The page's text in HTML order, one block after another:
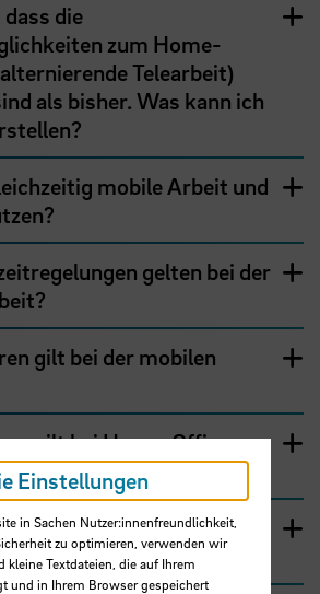
die
zum Home-
Telearbeit)
als bisher. Was kann ich
mobile Arbeit und
gelten bei der
gilt bei der mobilen
gilt bei Home-Office
Telearbeit)?
Antrag auf Home-Office
Einstellungen
in Sachen Nutzer:innenfreundlichkeit,
zu optimieren, verwenden wir
kleine Textdateien, die auf Ihrem
und in Ihrem Browser gespeichert